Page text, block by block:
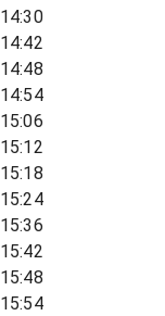
14:30
14:42
14:48
14:54
15:06
15:12
15:18
15:24
15:36
15:42
15:48
15:54